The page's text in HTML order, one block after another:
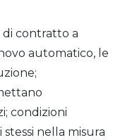
di contratto a
automatico, le
condizioni
nella misura